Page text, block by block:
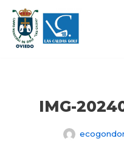
Saltar
al
IMG-